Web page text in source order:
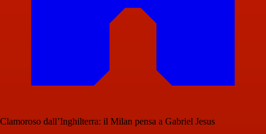
Clamoroso dall’Inghilterra: il Milan pensa a Gabriel Jesus